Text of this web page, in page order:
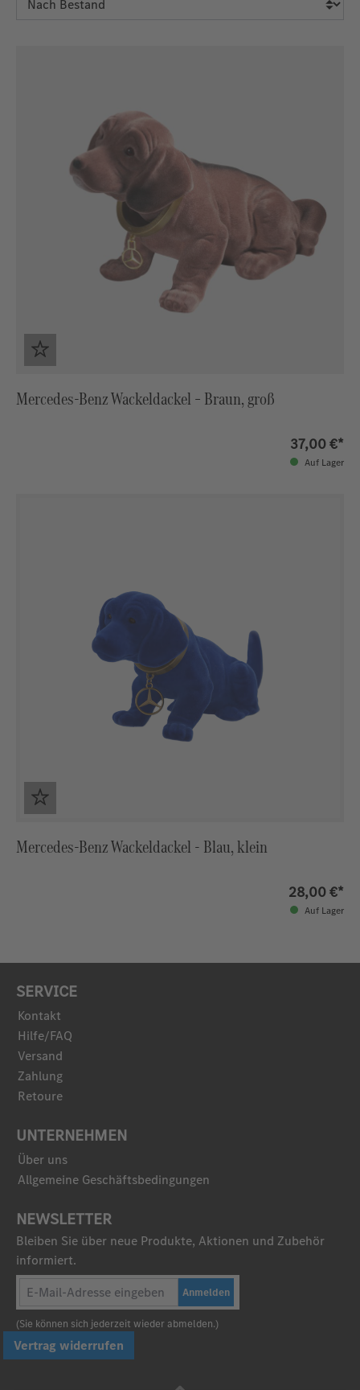
Mercedes‑Benz Wackeldackel – Braun, groß
37,00 €*
Auf Lager
Mercedes-Benz Wackeldackel - Blau, klein
28,00 €*
Auf Lager
SERVICE
Kontakt
Hilfe/FAQ
Versand
Zahlung
Retoure
UNTERNEHMEN
Über uns
Allgemeine Geschäftsbedingungen
NEWSLETTER
Bleiben Sie über neue Produkte, Aktionen und Zubehör
informiert.
Anmelden
(Sie können sich jederzeit wieder abmelden.)
Vertrag widerrufen